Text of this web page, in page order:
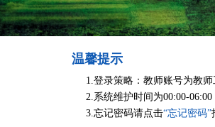
温馨提示
1.登录策略：教师账号为教
2.系统维护时间为00:00-
3.忘记密码请点击“忘记密码”